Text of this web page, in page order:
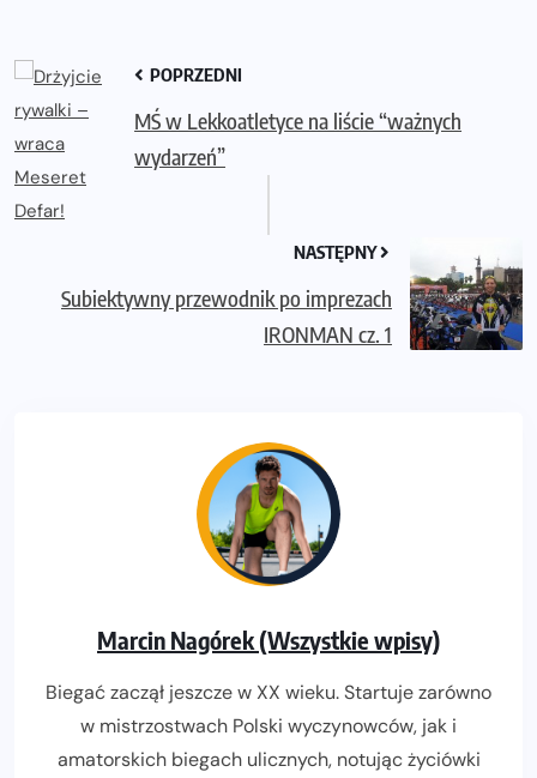
POPRZEDNI
MŚ w Lekkoatletyce na liście “ważnych
wydarzeń”
NASTĘPNY
Subiektywny przewodnik po imprezach
IRONMAN cz. 1
Marcin Nagórek (Wszystkie wpisy)
Biegać zaczął jeszcze w XX wieku. Startuje zarówno
w mistrzostwach Polski wyczynowców, jak i
amatorskich biegach ulicznych, notując życiówki